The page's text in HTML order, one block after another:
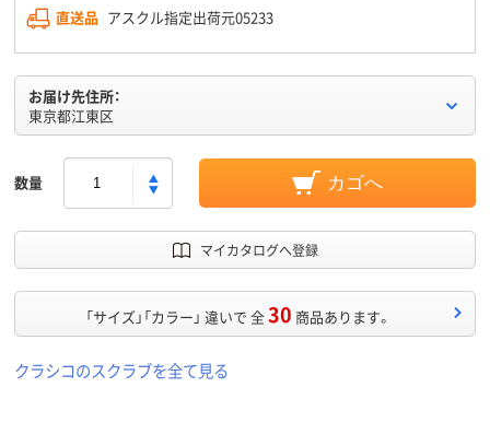
直送品 アスクル指定出荷元05233
お届け先住所：
東京都江東区
数量 カゴへ
マイカタログへ登録
「サイズ」「カラー」 違いで 全30 商品あります。
クラシコのスクラブを全て見る